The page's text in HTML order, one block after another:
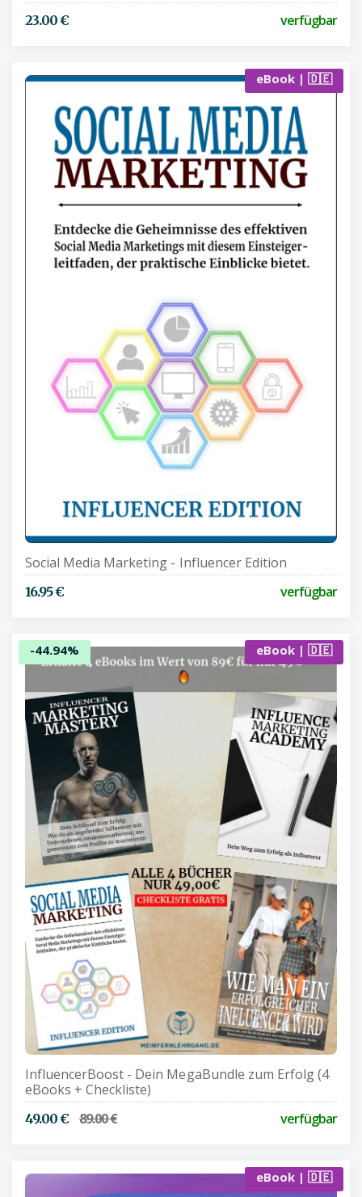
23.00 € verfügbar
eBook | 🇩🇪
Social Media Marketing - Influencer Edition
16.95 € verfügbar
eBook | 🇩🇪
-44.94%
InfluencerBoost - Dein MegaBundle zum Erfolg (4
eBooks + Checkliste)
49.00 € 89.00 € verfügbar
eBook | 🇩🇪